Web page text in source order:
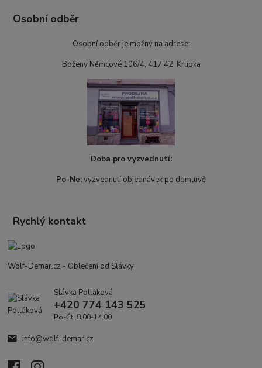
Osobní odběr
Osobní odběr je možný na adrese:
Boženy Němcové 106/4, 417 42 Krupka
Doba pro vyzvednutí:
Po-Ne:vyzvednutí objednávek po domluvě
Rychlý kontakt
Wolf-Demar.cz - Oblečení od Slávky
Slávka Polláková
+420 774 143 525
Po-Čt: 8.00-14.00
info@wolf-demar.cz